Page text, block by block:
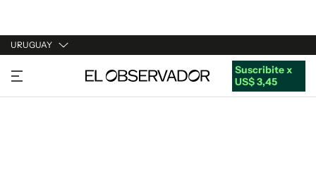
URUGUAY
URUGUAY
ARGENTINA
Suscribite x
US$ 3,45